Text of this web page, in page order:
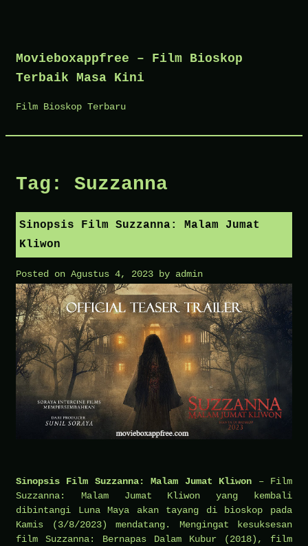
content
Movieboxappfree – Film Bioskop
Terbaik Masa Kini
Film Bioskop Terbaru
Tag: Suzzanna
Sinopsis Film Suzzanna: Malam Jumat
Kliwon
Posted on Agustus 4, 2023 by admin
Sinopsis Film Suzzanna: Malam Jumat Kliwon – Film
Suzzanna: Malam Jumat Kliwon yang kembali
dibintangi Luna Maya akan tayang di bioskop pada
Kamis (3/8/2023) mendatang. Mengingat kesuksesan
film Suzzanna: Bernapas Dalam Kubur (2018), film